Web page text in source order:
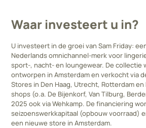
Waar investeert u in?
U investeert in de groei van Sam Friday:
Nederlands omnichannel-merk voor
sport-, nacht- en loungewear. De collectie
ontworpen in Amsterdam en verkocht via
Stores in Den Haag, Utrecht, Rotterdam
shops (o.a. De Bijenkorf, Van Tilburg,
2025 ook via Wehkamp. De financiering
seizoenswerkkapitaal (opbouw voorraad)
een nieuwe store in Amsterdam.